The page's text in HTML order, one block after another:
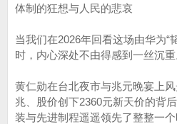
体制的狂想与人民的悲哀
当我们在2026年回看这场由华为“
时，内心深处不由得感到一丝沉重
黄仁勋在台北夜市与兆元晚宴上
兆、股价创下2360元新天价的背
装与先进制程遥遥领先了整整一个